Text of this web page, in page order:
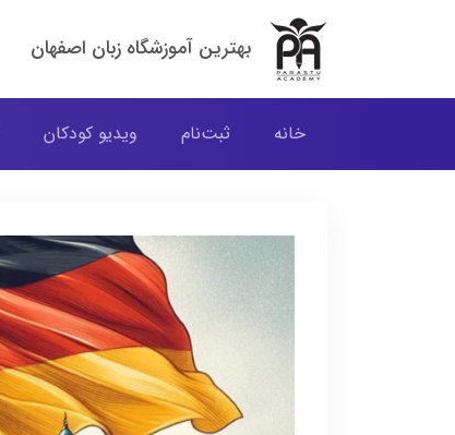
بهترین آموزشگاه زبان اصفهان
خانه ثبت‌نام ویدیو کودکان